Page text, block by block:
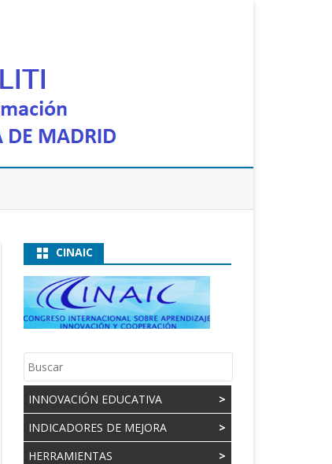
CINAIC
INNOVACIÓN EDUCATIVA
>
INDICADORES DE MEJORA
>
HERRAMIENTAS
>